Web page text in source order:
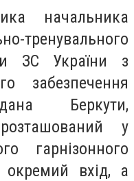
начальника
тренувального
ЗС України з
забезпечення
Беркути,
у
гарнізонного
окремий вхід, а